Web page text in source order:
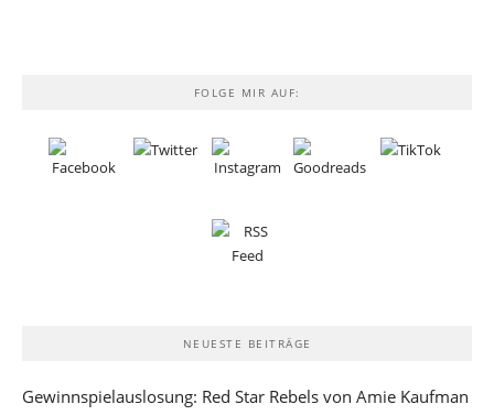
FOLGE MIR AUF:
NEUESTE BEITRÄGE
Gewinnspielauslosung: Red Star Rebels von Amie Kaufman